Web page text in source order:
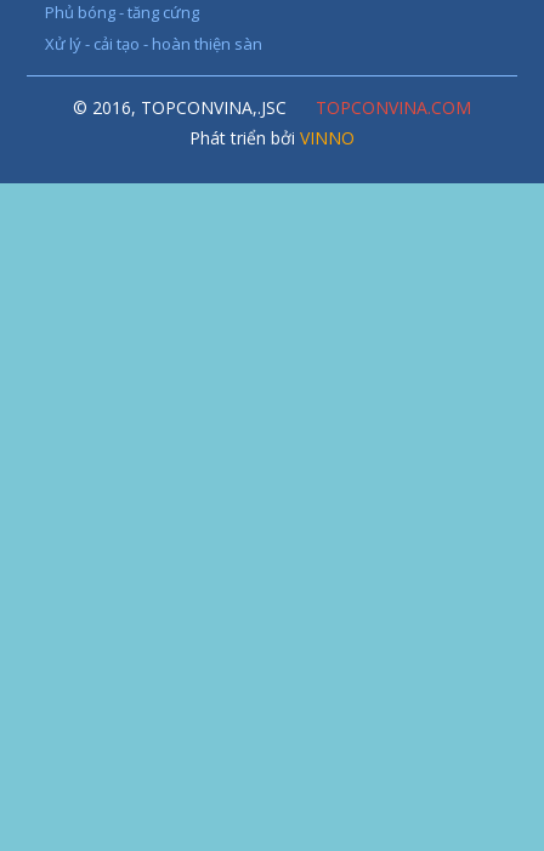
Phủ bóng - tăng cứng
Xử lý - cải tạo - hoàn thiện sàn
© 2016, TOPCONVINA,.JSC TOPCONVINA.COM
Phát triển bởi VINNO